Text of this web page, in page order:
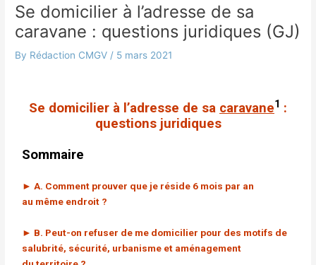
Se domicilier à l’adresse de sa
caravane : questions juridiques (GJ)
By Rédaction CMGV/ 5 mars 2021
Se domicilier à l’adresse de sa caravane1 :
questions juridiques
Sommaire
► A. Comment prouver que je réside 6 mois par an
au même endroit ?
► B. Peut-on refuser de me domicilier pour des motifs de
salubrité, sécurité, urbanisme et aménagement